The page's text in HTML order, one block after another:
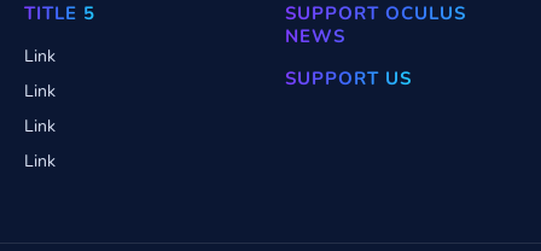
TITLE 5
Link
Link
Link
Link
SUPPORT OCULUS
NEWS
SUPPORT US